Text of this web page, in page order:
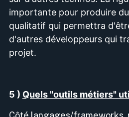
importante pour produire
qualitatif qui permettra
d'autres développeurs qui
projet.
5 ) Quels "outils métiers"